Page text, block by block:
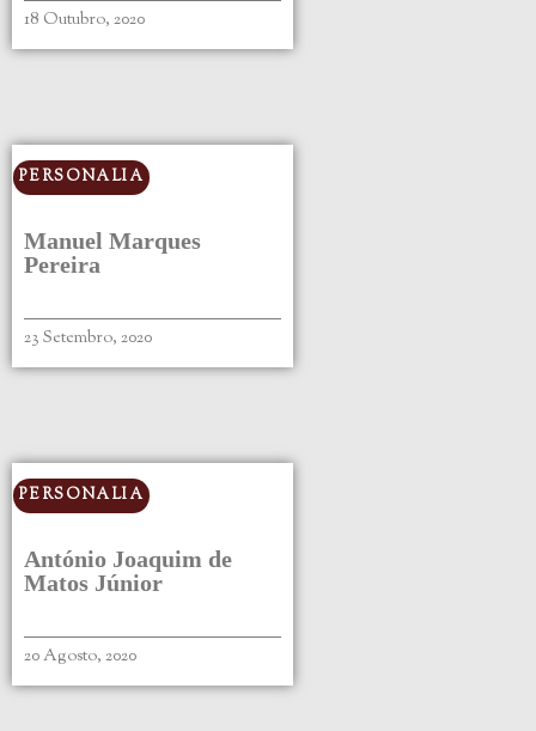
18 Outubro, 2020
PERSONALIA
Manuel Marques
Pereira
23 Setembro, 2020
PERSONALIA
António Joaquim de
Matos Júnior
20 Agosto, 2020